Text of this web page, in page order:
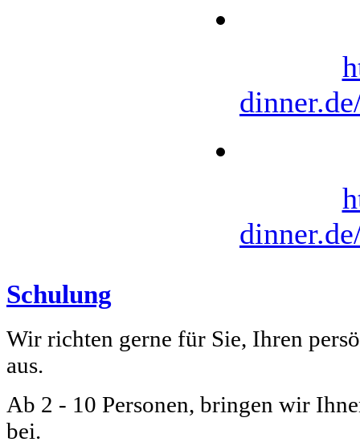
Schulung
Wir richten gerne für Sie, Ihren
aus.
Ab 2 - 10 Personen, bringen wir
bei.